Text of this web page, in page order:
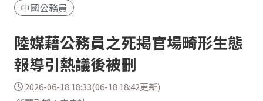
中國公務員
陸媒藉公務員之死揭官場畸形生態
報導引熱議後被刪
2026-06-18 18:33(06-18 18:42更新)